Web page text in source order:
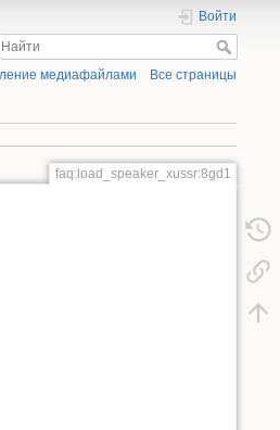
Войти
медиафайлами Все страницы
faq:load_speaker_xussr:8gd1